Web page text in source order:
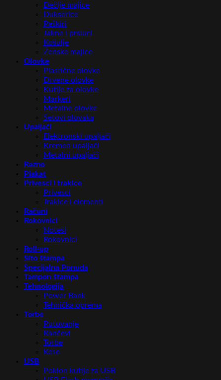
Dečije majice
Dukserice
Peškiri
Jakne i prsluci
Košulje
Ženske majice
Olovke
Plastične olovke
Drvene olovke
Kutije za olovke
Markeri
Metalne olovke
Setovi olovaka
Upaljači
Elektronski upaljači
Kremen upaljači
Metalni upaljači
Razno
Plakat
Privesci i trakice
Privesci
Trakice i elementi
Računi
Rokovnici
Notesi
Rokovnici
Roll-up
Sito štampa
Specijalna Ponuda
Tampon štampa
Tehnologija
Power Bank
Tehnička oprema
Torbe
Putovanje
Rančevi
Torbe
Kese
USB
Poklon kutije za USB